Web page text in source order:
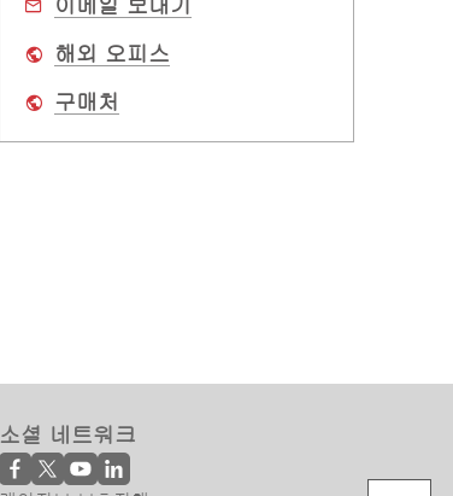
이메일 보내기
해외 오피스
구매처
소셜 네트워크